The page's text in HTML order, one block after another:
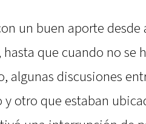
un buen aporte desde
que cuando no se
algunas discusiones
otro que estaban